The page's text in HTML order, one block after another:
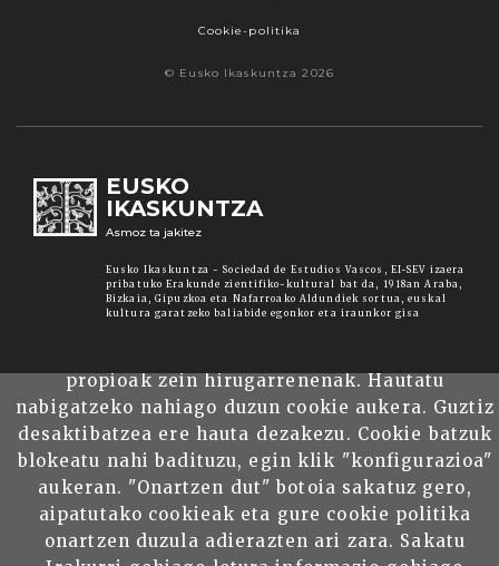
Cookie-politika
© Eusko Ikaskuntza 2026
EUSKO
IKASKUNTZA
Asmoz ta jakitez
Eusko Ikaskuntza - Sociedad de Estudios Vascos, EI-SEV izaera
pribatuko Erakunde zientifiko-kultural bat da, 1918an Araba,
Bizkaia, Gipuzkoa eta Nafarroako Aldundiek sortua, euskal
kultura garatzeko baliabide egonkor eta iraunkor gisa
propioak zein hirugarrenenak. Hautatu
nabigatzeko nahiago duzun cookie aukera. Guztiz
desaktibatzea ere hauta dezakezu. Cookie batzuk
blokeatu nahi badituzu, egin klik "konfigurazioa"
aukeran. "Onartzen dut" botoia sakatuz gero,
aipatutako cookieak eta gure cookie politika
onartzen duzula adierazten ari zara. Sakatu